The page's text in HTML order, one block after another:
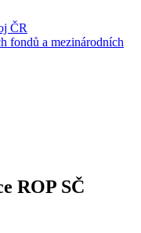
ČR
fondů a mezinárodních
ROP SČ